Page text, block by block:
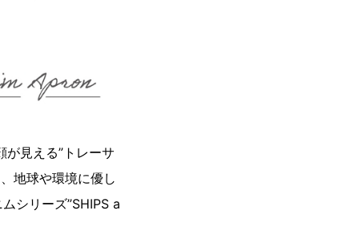
見える”トレーサ
地球や環境に優し
シリーズ”SHIPS a